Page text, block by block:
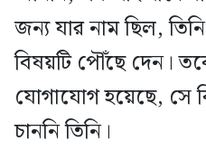
জন্য যার নাম ছিল,
বিষয়টি পৌঁছে দেন।
যোগাযোগ হয়েছে, সে
চাননি তিনি।